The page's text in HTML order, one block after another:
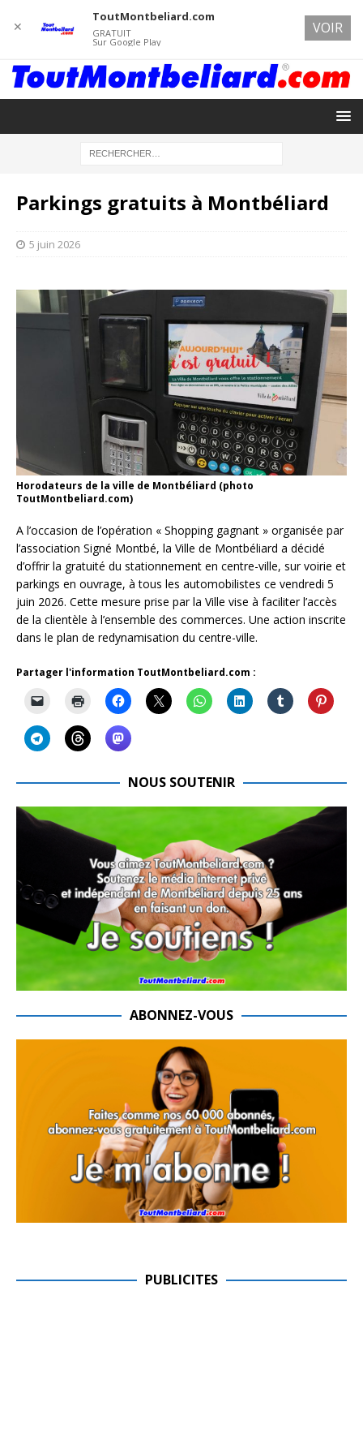
Parkings gratuits à Montbéliard
5 juin 2026
Horodateurs de la ville de Montbéliard (photo
ToutMontbeliard.com)
A l’occasion de l’opération « Shopping gagnant » organisée par
l’association Signé Montbé, la Ville de Montbéliard a décidé
d’offrir la gratuité du stationnement en centre-ville, sur voirie et
parkings en ouvrage, à tous les automobilistes ce vendredi 5
juin 2026. Cette mesure prise par la Ville vise à faciliter l’accès
de la clientèle à l’ensemble des commerces. Une action inscrite
dans le plan de redynamisation du centre-ville.
Partager l'information ToutMontbeliard.com :
NOUS SOUTENIR
ABONNEZ-VOUS
PUBLICITES
✕
ToutMontbeliard.com
GRATUIT
Sur Google Play
VOIR